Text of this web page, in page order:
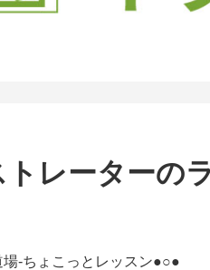
トレーターの
-ちょこっとレッスン●○●